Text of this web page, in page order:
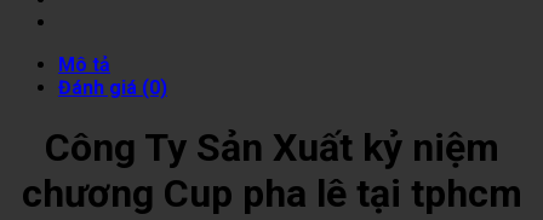
Mô tả
Đánh giá (0)
Công Ty Sản Xuất kỷ niệm
chương Cup pha lê tại tphcm